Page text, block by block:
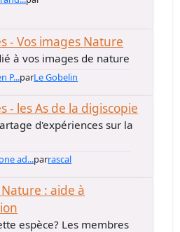
- Vos images Nature
à vos images de nature
P...parLe Gobelin
- les As de la digiscopie
d'expériences sur la
ad...parrascal
: aide à
espèce? Les membres